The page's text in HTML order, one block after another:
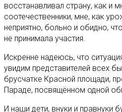
восстанавливал страну, как и
соотечественники, мне, как
неприятно, больно и обидно,
не принимала участия.
Искренне надеюсь, что
увидим представителей всех
брусчатке Красной площади,
Параде, посвящённом одной
И наши дети, внуки и правнуки